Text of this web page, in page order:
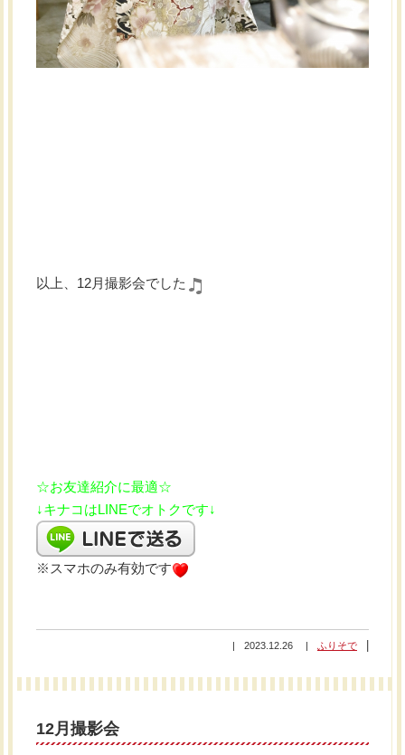
以上、12月撮影会でした
☆お友達紹介に最適☆
↓キナコはLINEでオトクです↓
※スマホのみ有効です
2023.12.26 ふりそで
12月撮影会